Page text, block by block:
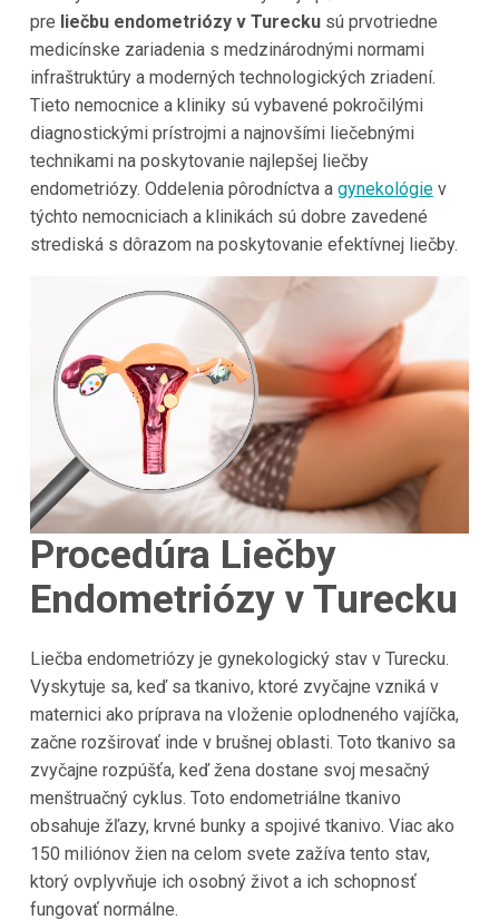
pre liečbu endometriózy v Tureckusú prvotriedne
medicínske zariadenia s medzinárodnými normami
infraštruktúry a moderných technologických zriadení.
Tieto nemocnice a kliniky sú vybavené pokročilými
diagnostickými prístrojmi a najnovšími liečebnými
technikami na poskytovanie najlepšej liečby
endometriózy. Oddelenia pôrodníctva a gynekológiev
týchto nemocniciach a klinikách sú dobre zavedené
strediská s dôrazom na poskytovanie efektívnej liečby.
Procedúra Liečby
Endometriózy v Turecku
Liečba endometriózy je gynekologický stav v Turecku.
Vyskytuje sa, keď sa tkanivo, ktoré zvyčajne vzniká v
maternici ako príprava na vloženie oplodneného vajíčka,
začne rozširovať inde v brušnej oblasti. Toto tkanivo sa
zvyčajne rozpúšťa, keď žena dostane svoj mesačný
menštruačný cyklus. Toto endometriálne tkanivo
obsahuje žľazy, krvné bunky a spojivé tkanivo. Viac ako
150 miliónov žien na celom svete zažíva tento stav,
ktorý ovplyvňuje ich osobný život a ich schopnosť
fungovať normálne.